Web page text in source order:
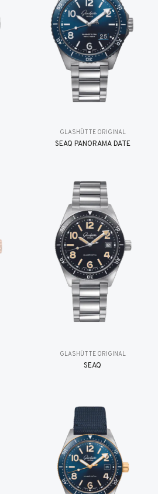
GLASHÜTTE ORIGINAL
SEAQ PANORAMA DATE
GLASHÜTTE ORIGINAL
SEAQ